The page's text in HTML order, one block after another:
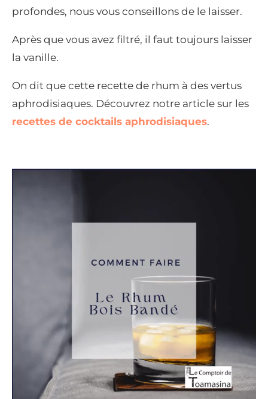
profondes, nous vous conseillons de le laisser.
Après que vous avez filtré, il faut toujours laisser
la vanille.
On dit que cette recette de rhum à des vertus
aphrodisiaques. Découvrez notre article sur les
recettes de cocktails aphrodisiaques.